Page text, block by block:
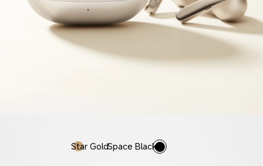
Star GoldSpace Black